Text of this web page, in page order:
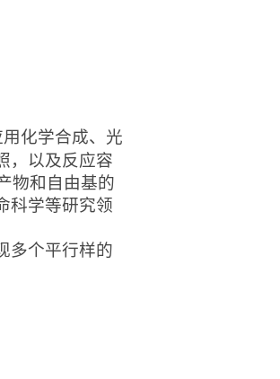
化学合成、光
，以及反应容
物和自由基的
科学等研究领
多个平行样的